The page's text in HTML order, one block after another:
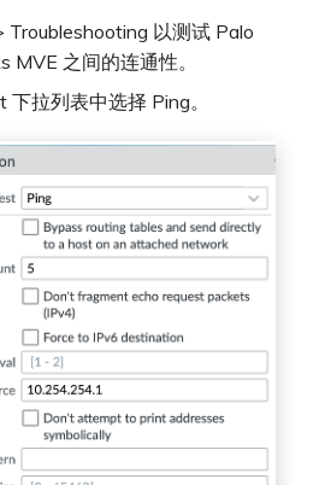
Troubleshooting 以测试 Palo
MVE 之间的连通性。
拉列表中选择 Ping。